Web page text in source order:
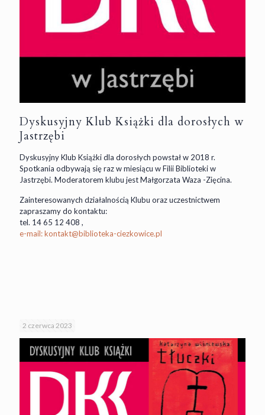
Dyskusyjny Klub Książki dla dorosłych w
Jastrzębi
Dyskusyjny Klub Książki dla dorosłych powstał w 2018 r.
Spotkania odbywają się raz w miesiącu w Filii Biblioteki w
Jastrzębi. Moderatorem klubu jest Małgorzata Waza -Zięcina.
Zainteresowanych działalnością Klubu oraz uczestnictwem
zapraszamy do kontaktu:
tel. 14 65 12 408 ,
e-mail: kontakt@biblioteka-ciezkowice.pl
2 czerwca 2023